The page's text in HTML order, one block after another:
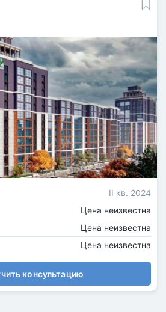
II кв. 2024
Цена неизвестна
Цена неизвестна
Цена неизвестна
консультацию